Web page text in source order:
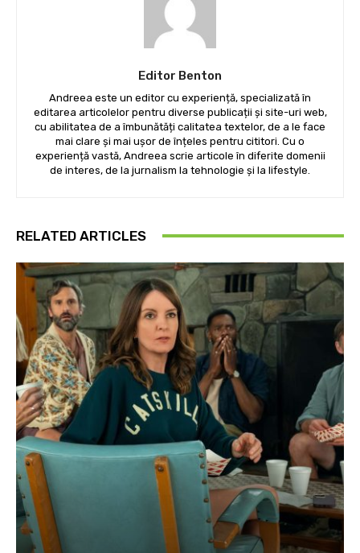
Editor Benton
Andreea este un editor cu experiență, specializată în
editarea articolelor pentru diverse publicații și site-uri web,
cu abilitatea de a îmbunătăți calitatea textelor, de a le face
mai clare și mai ușor de înțeles pentru cititori. Cu o
experiență vastă, Andreea scrie articole în diferite domenii
de interes, de la jurnalism la tehnologie și la lifestyle.
RELATED ARTICLES